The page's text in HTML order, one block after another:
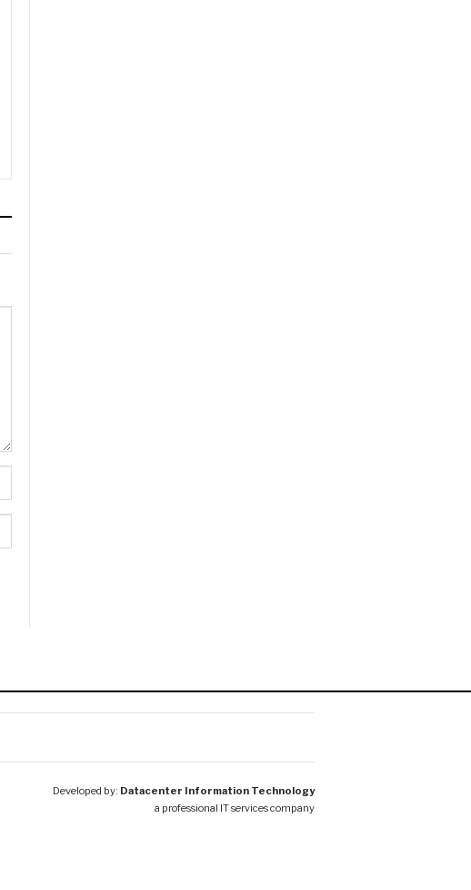
Developed by: Datacenter Information Technology
a professional IT services company